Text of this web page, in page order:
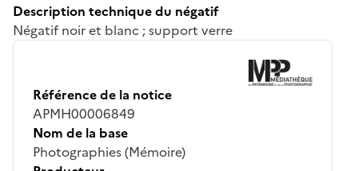
Description technique du négatif
Négatif noir et blanc ; support verre
Référence de la notice
APMH00006849
Nom de la base
Photographies (Mémoire)